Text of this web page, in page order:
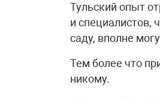
Тульский опыт
и специалистов,
саду, вполне
Тем более что
никому.